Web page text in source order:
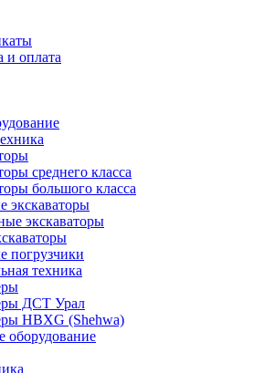
и оплата
среднего класса
большого класса
экскаваторы
экскаваторы
погрузчики
техника
ДСТ Урал
HBXG (Shehwa)
оборудование